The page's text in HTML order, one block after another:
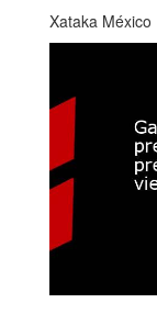
Xataka México